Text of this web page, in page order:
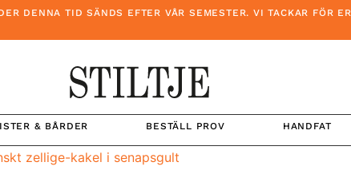
TID SÄNDS EFTER VÅR SEMESTER. VI TACKAR FÖR
& BÅRDER BESTÄLL PROV HANDFAT